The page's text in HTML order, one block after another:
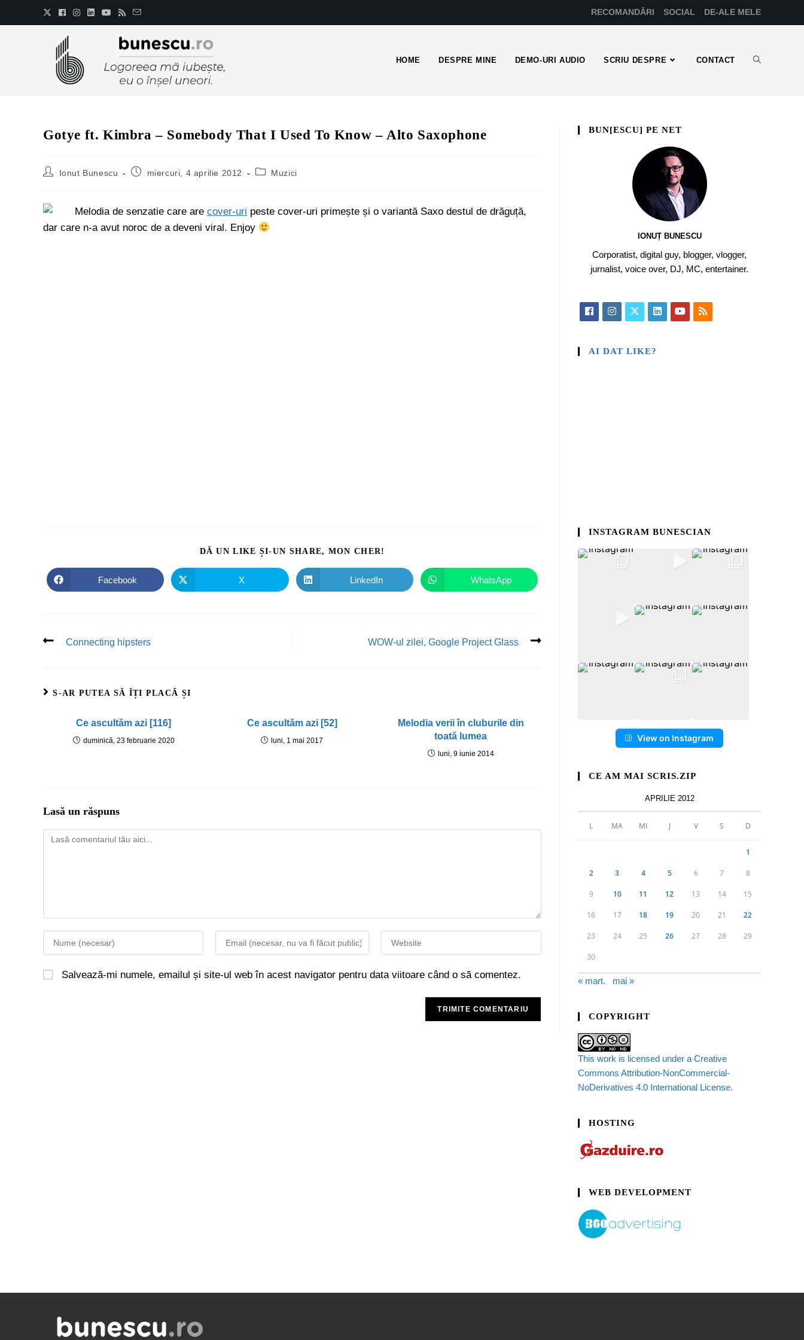
RECOMANDĂRI SOCIAL DE-ALE MELE
HOME DESPRE MINE DEMO-URI AUDIO SCRIU DESPRE CONTACT
Gotye ft. Kimbra – Somebody That I Used To Know – Alto Saxophone
Ionut Bunescu miercuri, 4 aprilie 2012 Muzici
Melodia de senzatie care are cover-uri peste cover-uri primește și o variantă Saxo destul de drăguță,
dar care n-a avut noroc de a deveni viral. Enjoy
DĂ UN LIKE ȘI-UN SHARE, MON CHER!
Facebook X LinkedIn WhatsApp
Connecting hipsters WOW-ul zilei, Google Project Glass
S-AR PUTEA SĂ ÎȚI PLACĂ ȘI
Ce ascultăm azi [116]
duminică, 23 februarie 2020
Ce ascultăm azi [52]
luni, 1 mai 2017
Melodia verii în cluburile din
toată lumea
luni, 9 iunie 2014
Lasă un răspuns
Salvează-mi numele, emailul și site-ul web în acest navigator pentru data viitoare când o să comentez.
BUN[ESCU] PE NET
IONUȚ BUNESCU
Corporatist, digital guy, blogger, vlogger,
jurnalist, voice over, DJ, MC, entertainer.
AI DAT LIKE?
INSTAGRAM BUNESCIAN
View on Instagram
CE AM MAI SCRIS.ZIP
APRILIE 2012
L MA MI J V S D
1
2 3 4 5 6 7 8
9 10 11 12 13 14 15
16 17 18 19 20 21 22
23 24 25 26 27 28 29
30
« mart. mai »
COPYRIGHT
This work is licensed under a Creative
Commons Attribution-NonCommercial-
NoDerivatives 4.0 International License.
HOSTING
WEB DEVELOPMENT